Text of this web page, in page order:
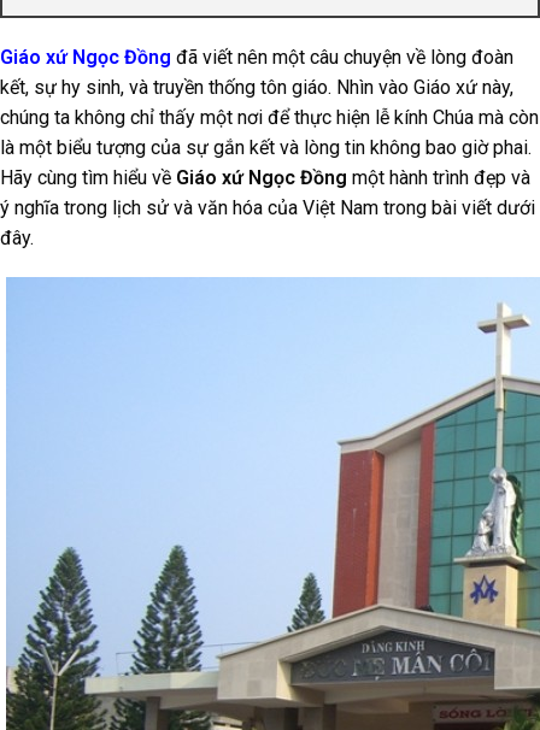
Giáo xứ Ngọc Đồng đã viết nên một câu chuyện về lòng đoàn
kết, sự hy sinh, và truyền thống tôn giáo. Nhìn vào Giáo xứ này,
chúng ta không chỉ thấy một nơi để thực hiện lễ kính Chúa mà còn
là một biểu tượng của sự gắn kết và lòng tin không bao giờ phai.
Hãy cùng tìm hiểu về Giáo xứ Ngọc Đồng một hành trình đẹp và
ý nghĩa trong lịch sử và văn hóa của Việt Nam trong bài viết dưới
đây.